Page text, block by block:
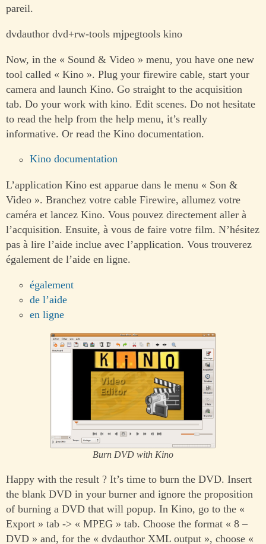
pareil.
dvdauthor dvd+rw-tools mjpegtools kino
Now, in the « Sound & Video » menu, you have one new
tool called « Kino ». Plug your firewire cable, start your
camera and launch Kino. Go straight to the acquisition
tab. Do your work with kino. Edit scenes. Do not hesitate
to read the help from the help menu, it’s really
informative. Or read the Kino documentation.
Kino documentation
L’application Kino est apparue dans le menu « Son &
Video ». Branchez votre cable Firewire, allumez votre
caméra et lancez Kino. Vous pouvez directement aller à
l’acquisition. Ensuite, à vous de faire votre film. N’hésitez
pas à lire l’aide inclue avec l’application. Vous trouverez
également de l’aide en ligne.
également
de l’aide
en ligne
Burn DVD with Kino
Happy with the result ? It’s time to burn the DVD. Insert
the blank DVD in your burner and ignore the proposition
of burning a DVD that will popup. In Kino, go to the «
Export » tab -> « MPEG » tab. Choose the format « 8 –
DVD » and, for the « dvdauthor XML output », choose «